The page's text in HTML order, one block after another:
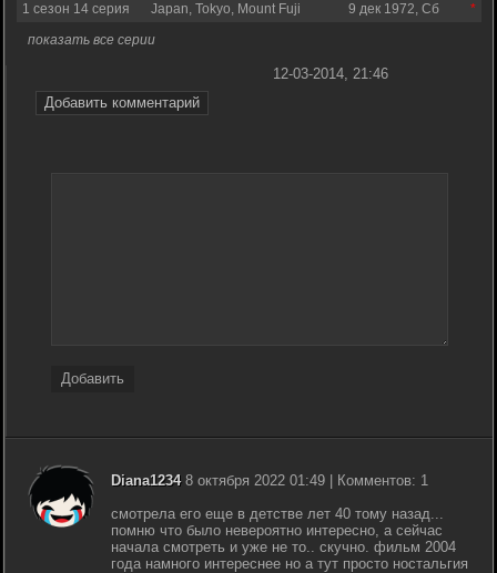
1 сезон 14 серия Japan, Tokyo, Mount Fuji
9 дек 1972, Сб
показать все серии
Добавить комментарий
12-03-2014, 21:46
Добавить
Diana12348 октября 2022 01:49 | Комментов: 1
смотрела его еще в детстве лет 40 тому назад...
помню что было невероятно интересно, а сейчас
начала смотреть и уже не то.. скучно. фильм 2004
года намного интереснее но а тут просто ностальгия